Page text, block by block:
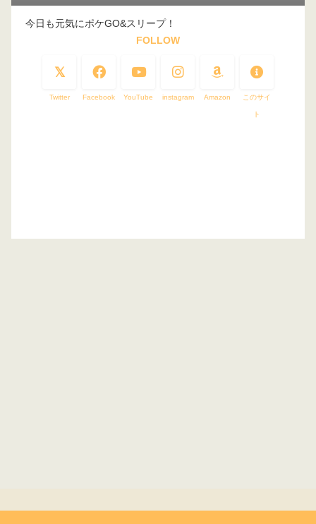
今日も元気にポケGO&スリープ！
FOLLOW
Twitter Facebook YouTube instagram Amazon このサイ
ト